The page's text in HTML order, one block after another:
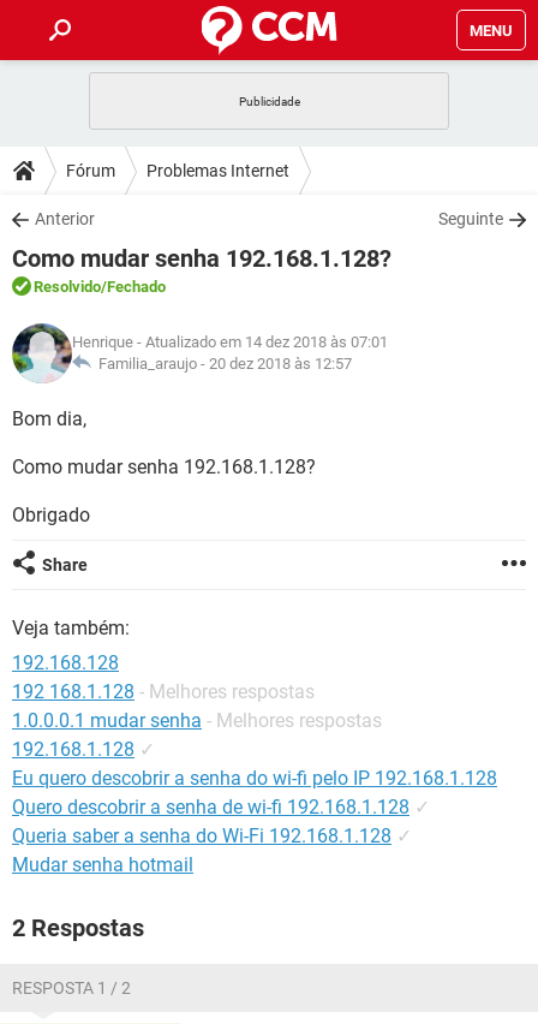
MENU
CELULAR FACEBOOK
OUTLOOK
INSTAGRAM GMAIL
GUIA DE COMPRAS
DICAS
JOGOS WHATSAPP
OUTLOOK
INSTAGRAM
GUIA DE COMPRAS
DOWNLOADS
JOGOS WHATSAPP
CELULAR
OUTLOOK EXCEL
INSTAGRAM
GUIA DE COMPRAS
FÓRUM
JOGOS
CELULAR FACEBOOK
GLOSSÁRIO
JOGOS
CELULAR
OUTLOOK EXCEL
INSTAGRAM
Fórum Problemas Internet
Anterior Seguinte
Como mudar senha 192.168.1.128?
Resolvido/Fechado
Henrique - Atualizado em 14 dez 2018 às 07:01
Familia_araujo - 20 dez 2018 às 12:57
Bom dia,
Como mudar senha 192.168.1.128?
Obrigado
Share
Veja também:
192.168.128
192 168.1.128 - Melhores respostas
1.0.0.0.1 mudar senha - Melhores respostas
192.168.1.128 ✓
Eu quero descobrir a senha do wi-fi pelo IP 192.168.1.128
Quero descobrir a senha de wi-fi 192.168.1.128 ✓
Queria saber a senha do Wi-Fi 192.168.1.128 ✓
Mudar senha hotmail
2 Respostas
RESPOSTA 1 / 2